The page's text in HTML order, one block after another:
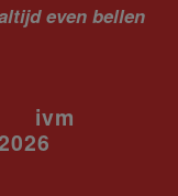
even bellen